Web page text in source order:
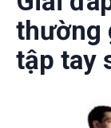
thường
tập tay